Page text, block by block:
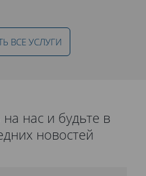
ВСЕ УСЛУГИ
нас и будьте в
новостей